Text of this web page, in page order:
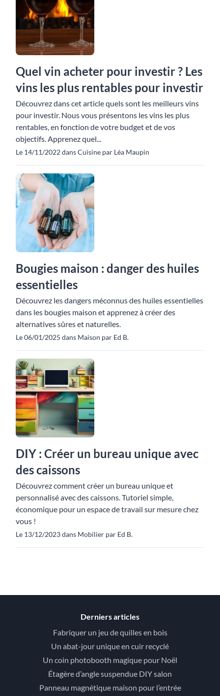
Quel vin acheter pour investir ? Les
vins les plus rentables pour investir
Découvrez dans cet article quels sont les meilleurs vins
pour investir. Nous vous présentons les vins les plus
rentables, en fonction de votre budget et de vos
objectifs. Apprenez quel...
Le 14/11/2022 dans Cuisine par Léa Maupin
Bougies maison : danger des huiles
essentielles
Découvrez les dangers méconnus des huiles essentielles
dans les bougies maison et apprenez à créer des
alternatives sûres et naturelles.
Le 06/01/2025 dans Maison par Ed B.
DIY : Créer un bureau unique avec
des caissons
Découvrez comment créer un bureau unique et
personnalisé avec des caissons. Tutoriel simple,
économique pour un espace de travail sur mesure chez
vous !
Le 13/12/2023 dans Mobilier par Ed B.
Derniers articles
Fabriquer un jeu de quilles en bois
Un abat-jour unique en cuir recyclé
Un coin photobooth magique pour Noël
Étagère d’angle suspendue DIY salon
Panneau magnétique maison pour l’entrée